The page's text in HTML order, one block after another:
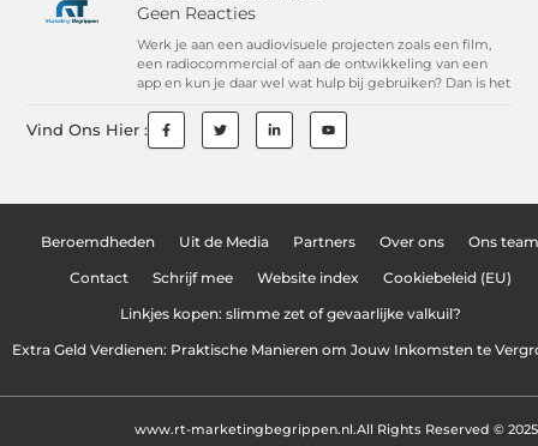
Geen Reacties
Werk je aan een audiovisuele projecten zoals een film,
een radiocommercial of aan de ontwikkeling van een
app en kun je daar wel wat hulp bij gebruiken? Dan is het
Vind Ons Hier :
Beroemdheden Uit de Media Partners Over ons Ons team
Contact Schrijf mee Website index Cookiebeleid (EU)
Linkjes kopen: slimme zet of gevaarlijke valkuil?
Extra Geld Verdienen: Praktische Manieren om Jouw Inkomsten te
All Rights Reserved © 2025
www.rt-marketingbegrippen.nl.